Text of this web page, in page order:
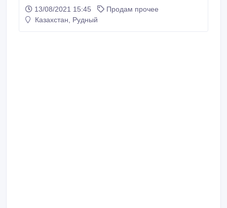
цветности PAL SECAM NTSC . Частота развертки
100 Гц. Мощность звука стерео .количество
13/08/2021 15:45
Продам прочее
Казахстан, Рудный